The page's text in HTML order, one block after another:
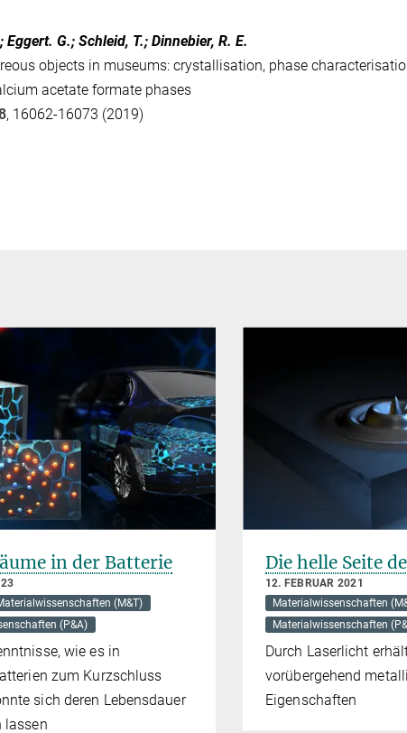
G.; Schleid, T.; Dinnebier, R. E.
objects in museums: crystallisation, phase
acetate formate phases
, 16062-16073 (2019)
in der Batterie
(M&T)
(P&A)
wie es in
zum Kurzschluss
sich deren Lebensdauer
lassen
Die helle Seite
12. FEBRUAR 2021
Materialwissenschaften
Materialwissenschaften
Durch Laserlicht
vorübergehend
Eigenschaften